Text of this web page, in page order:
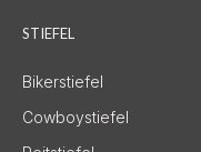
STIEFEL
Bikerstiefel
Cowboystiefel